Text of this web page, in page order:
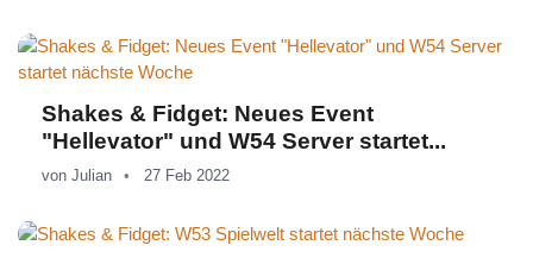
Shakes & Fidget: Neues Event
"Hellevator" und W54 Server startet...
von Julian 27 Feb 2022